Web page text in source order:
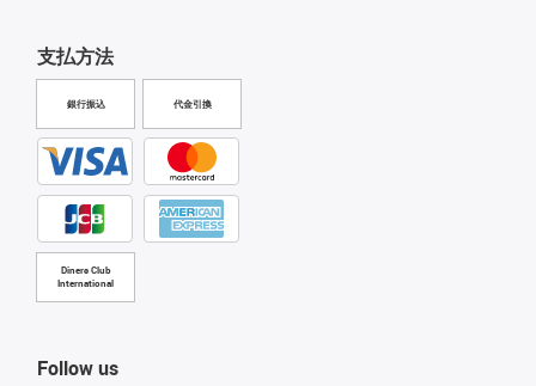
支払方法
銀行振込 代金引換
Diners Club
International
Follow us